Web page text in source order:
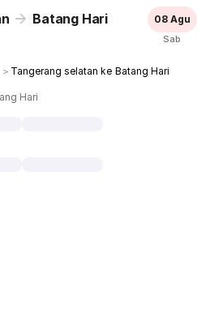
Batang Hari 08 Agu
Sab
＞ Tangerang selatan ke Batang Hari
Hari